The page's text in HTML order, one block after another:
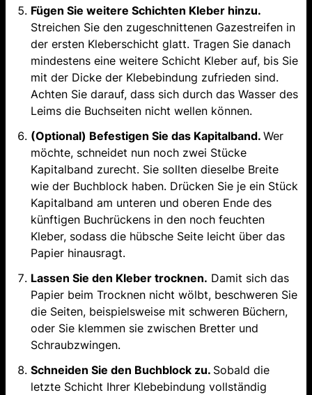
Fügen Sie weitere Schichten Kleber hinzu.
Streichen Sie den zugeschnittenen Gazestreifen in
der ersten Kleberschicht glatt. Tragen Sie danach
mindestens eine weitere Schicht Kleber auf, bis Sie
mit der Dicke der Klebebindung zufrieden sind.
Achten Sie darauf, dass sich durch das Wasser des
Leims die Buchseiten nicht wellen können.
(Optional) Befestigen Sie das Kapitalband. Wer
möchte, schneidet nun noch zwei Stücke
Kapitalband zurecht. Sie sollten dieselbe Breite
wie der Buchblock haben. Drücken Sie je ein Stück
Kapitalband am unteren und oberen Ende des
künftigen Buchrückens in den noch feuchten
Kleber, sodass die hübsche Seite leicht über das
Papier hinausragt.
Lassen Sie den Kleber trocknen. Damit sich das
Papier beim Trocknen nicht wölbt, beschweren Sie
die Seiten, beispielsweise mit schweren Büchern,
oder Sie klemmen sie zwischen Bretter und
Schraubzwingen.
Schneiden Sie den Buchblock zu. Sobald die
letzte Schicht Ihrer Klebebindung vollständig